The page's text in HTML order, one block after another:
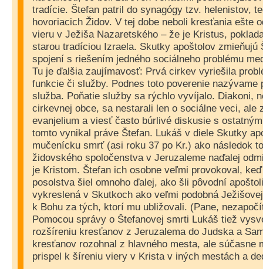
tradície. Štefan patril do synagógy tzv. helenistov,
hovoriacich Židov. V tej dobe neboli kresťania ešte
vieru v Ježiša Nazaretského – že je Kristus,
starou tradíciou Izraela. Skutky apoštolov zmieňujú
spojení s riešením jedného sociálneho problému
Tu je ďalšia zaujímavosť: Prvá cirkev vyriešila
funkcie či služby. Podnes toto poverenie nazývame
služba. Poňatie služby sa rýchlo vyvíjalo. Diakoni,
cirkevnej obce, sa nestarali len o sociálne veci, ale
evanjelium a viesť často búrlivé diskusie s
tomto vynikal práve Štefan. Lukáš v diele Skutky
mučenícku smrť (asi roku 37 po Kr.) ako následok
židovského spoločenstva v Jeruzaleme naďalej
je Kristom. Štefan ich osobne veľmi provokoval,
posolstva šiel omnoho ďalej, ako šli pôvodní
vykreslená v Skutkoch ako veľmi podobná
k Bohu za tých, ktorí mu ubližovali. (Pane,
Pomocou správy o Štefanovej smrti Lukáš tiež
rozšíreniu kresťanov z Jeruzalema do Judska a
kresťanov rozohnal z hlavného mesta, ale súčasne
prispel k šíreniu viery v Krista v iných mestách a